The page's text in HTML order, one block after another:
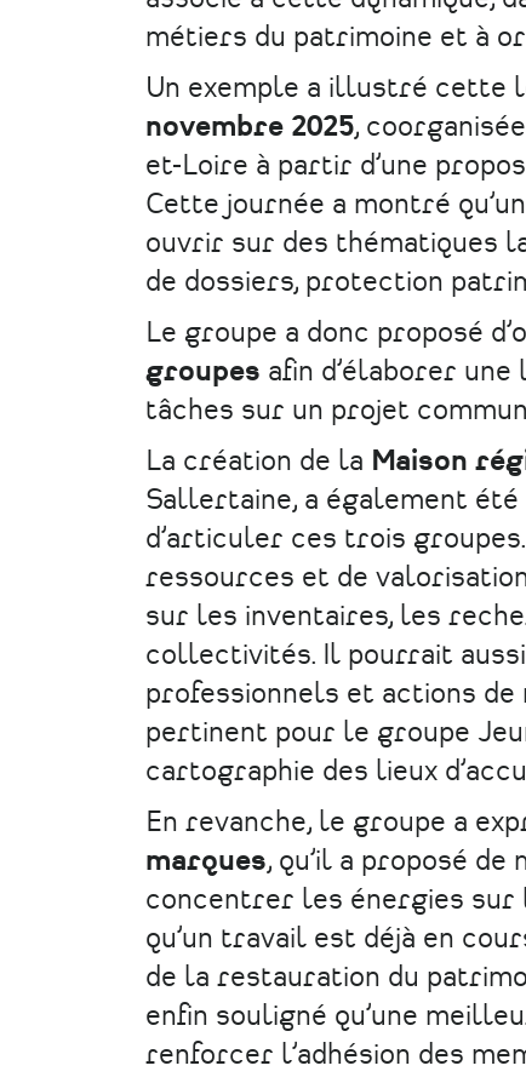
métiers du patrimoine et à
Un exemple a illustré cette
novembre 2025,
et-Loire à partir d’une
Cette journée a montré
ouvrir sur des thématiques
de dossiers, protection
Le groupe a donc proposé
groupes afin d’élaborer
tâches sur un projet
La création de la Maison
Sallertaine, a également
d’articuler ces trois
ressources et de
sur les inventaires, les
collectivités. Il pourrait
professionnels et actions
pertinent pour le groupe
cartographie des lieux
En revanche, le groupe a
marques, qu’il a proposé
concentrer les énergies
qu’un travail est déjà en
de la restauration du
enfin souligné qu’une
renforcer l’adhésion des